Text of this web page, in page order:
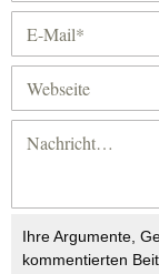
Ihre Argumente,
kommentierten